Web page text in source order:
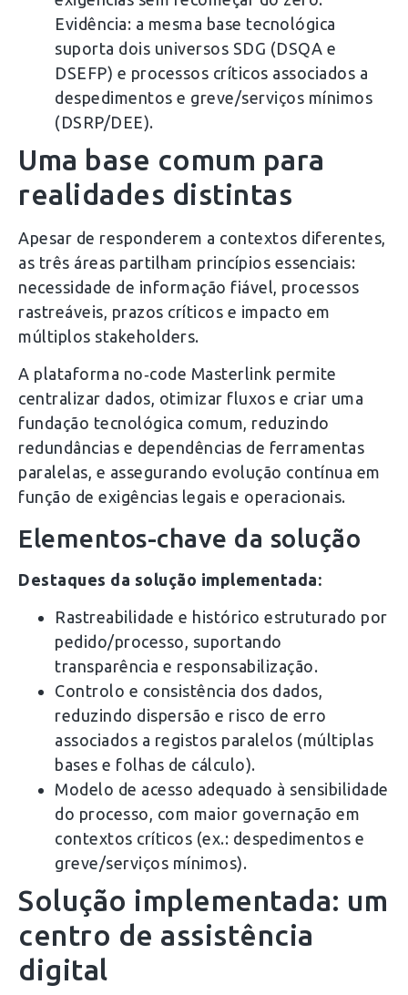
Evidência: a mesma base tecnológica
suporta dois universos SDG (DSQA e
DSEFP) e processos críticos associados a
despedimentos e greve/serviços mínimos
(DSRP/DEE).
Uma base comum para
realidades distintas
Apesar de responderem a contextos diferentes,
as três áreas partilham princípios essenciais:
necessidade de informação fiável, processos
rastreáveis, prazos críticos e impacto em
múltiplos stakeholders.
A plataforma no‑code Masterlink permite
centralizar dados, otimizar fluxos e criar uma
fundação tecnológica comum, reduzindo
redundâncias e dependências de ferramentas
paralelas, e assegurando evolução contínua em
função de exigências legais e operacionais.
Elementos-chave da solução
Destaques da solução implementada:
Rastreabilidade e histórico estruturado por
pedido/processo, suportando
transparência e responsabilização.
Controlo e consistência dos dados,
reduzindo dispersão e risco de erro
associados a registos paralelos (múltiplas
bases e folhas de cálculo).
Modelo de acesso adequado à sensibilidade
do processo, com maior governação em
contextos críticos (ex.: despedimentos e
greve/serviços mínimos).
Solução implementada: um
centro de assistência
digital